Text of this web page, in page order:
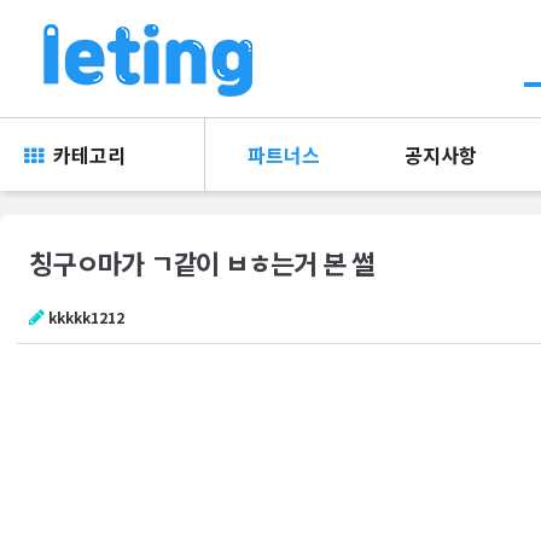
카테고리 파트너스 공지사항
칭구ㅇ마가 ㄱ같이 ㅂㅎ는거 본 썰
kkkkk1212